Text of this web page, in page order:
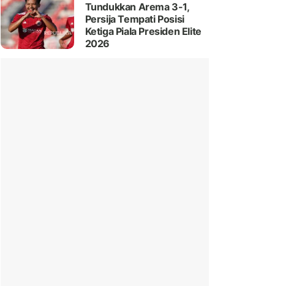
Tundukkan Arema 3-1,
Persija Tempati Posisi
Ketiga Piala Presiden Elite
2026